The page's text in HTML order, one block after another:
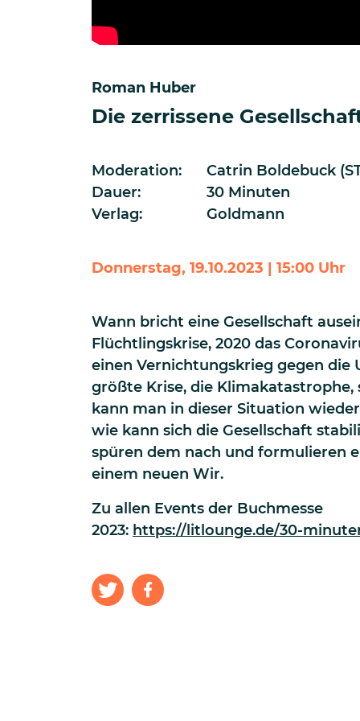
Roman Huber
Die zerrissene
Moderation:
Catrin Boldebuck
Dauer:
30 Minuten
Verlag:
Goldmann
Donnerstag, 19.10.2023 | 15:00 Uhr
Wann bricht eine Gesellschaft
Flüchtlingskrise, 2020 das
einen Vernichtungskrieg gegen die
größte Krise, die
kann man in dieser Situation
wie kann sich die Gesellschaft
spüren dem nach und formulieren
einem neuen Wir.
Zu allen Events der Buchmesse
2023: https://litlounge.de/30-